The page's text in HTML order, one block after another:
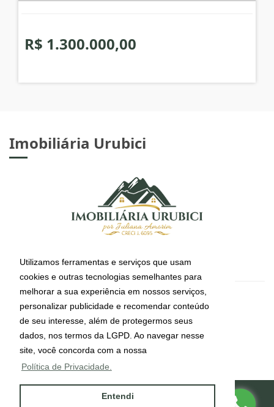
Utilizamos ferramentas e serviços que usam
cookies e outras tecnologias semelhantes para
melhorar a sua experiência em nossos serviços,
personalizar publicidade e recomendar conteúdo
de seu interesse, além de protegermos seus
dados, nos termos da LGPD. Ao navegar nesse
site, você concorda com a nossa
Política de Privacidade.
Entendi
R$ 1.300.000,00
Imobiliária Urubici
CRECI: J-6095
Informações de Contato
(49) 99112-4491
ImóvelOffice© - Todos os direitos reservados